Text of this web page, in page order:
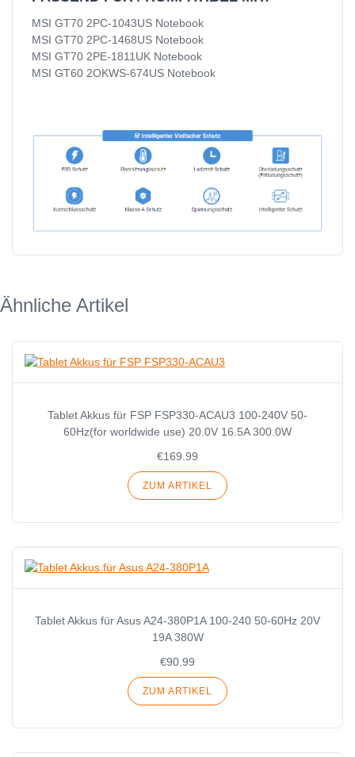
MSI GT70 2PC-1043US Notebook
MSI GT70 2PC-1468US Notebook
MSI GT70 2PE-1811UK Notebook
MSI GT60 2OKWS-674US Notebook
Ähnliche Artikel
Tablet Akkus für FSP FSP330-ACAU3 100-240V 50-
60Hz(for worldwide use) 20.0V 16.5A 300.0W
€169.99
ZUM ARTIKEL
Tablet Akkus für Asus A24-380P1A 100-240 50-60Hz 20V
19A 380W
€90.99
ZUM ARTIKEL